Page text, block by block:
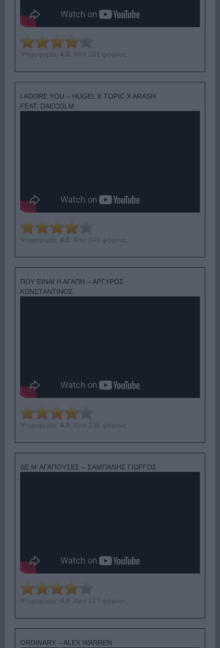
Ψηφοφορία: 4.0 . Από 261 ψήφους.
I ADORE YOU – HUGEL X TOPIC X ARASH
FEAT. DAECOLM
Ψηφοφορία: 4.0 . Από 248 ψήφους.
ΠΟΥ ΕΙΝΑΙ Η ΑΓΑΠΗ – ΑΡΓΥΡΟΣ
ΚΩΝΣΤΑΝΤΙΝΟΣ
Ψηφοφορία: 4.0 . Από 238 ψήφους.
ΔΕ Μ’ ΑΓΑΠΟΥΣΕΣ – ΣΑΜΠΑΝΗΣ ΓΙΩΡΓΟΣ
Ψηφοφορία: 4.0 . Από 227 ψήφους.
ORDINARY – ALEX WARREN